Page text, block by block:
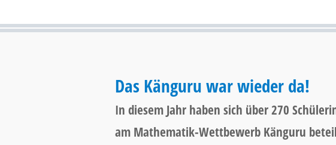
Das Känguru war wieder da!
In diesem Jahr haben sich über 270
am Mathematik-Wettbewerb Känguru